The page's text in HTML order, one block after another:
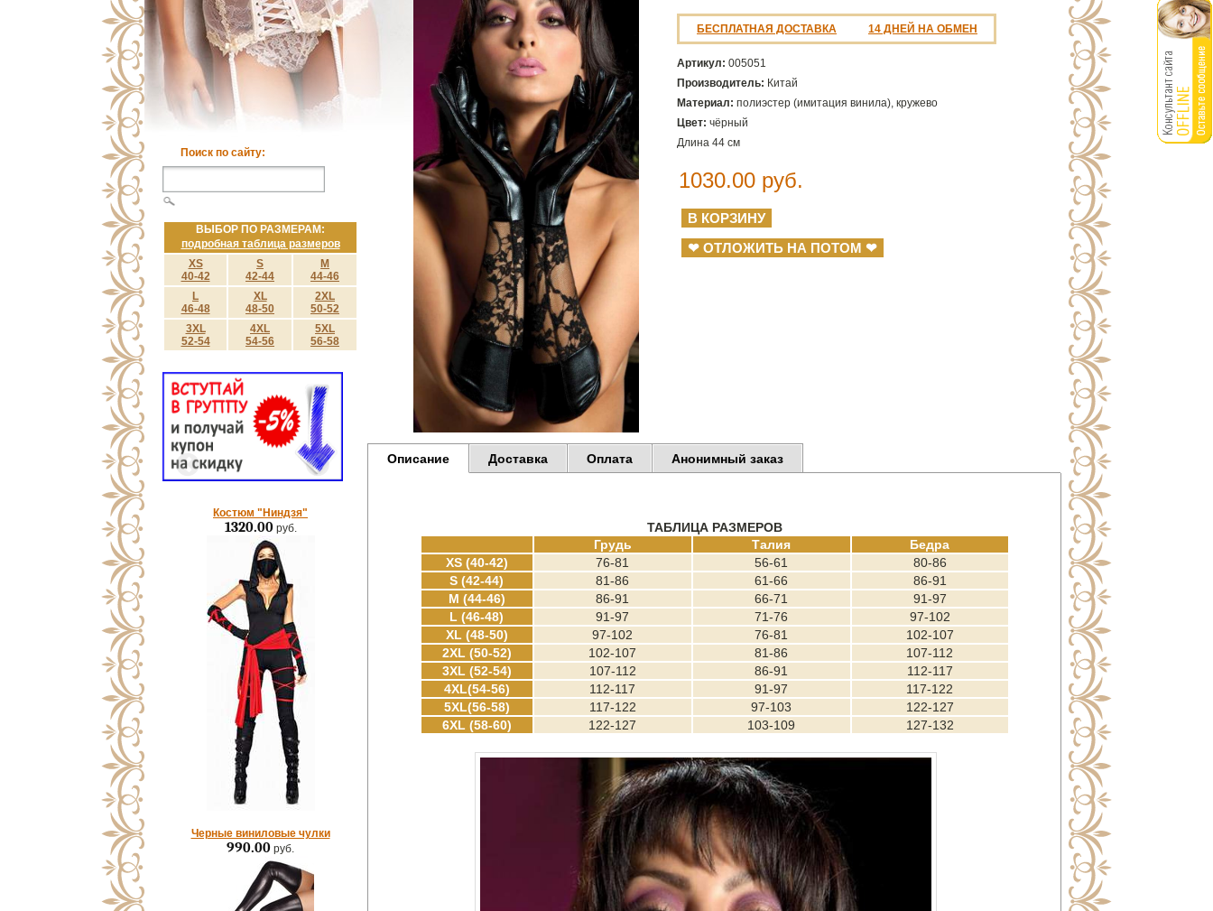
Поиск по сайту:
ВЫБОР ПО РАЗМЕРАМ:
подробная таблица размеров
XS
40-42
S
42-44
M
44-46
L
46-48
XL
48-50
2XL
50-52
3XL
52-54
4XL
54-56
5XL
56-58
Костюм "Ниндзя"
1320.00руб.
Черные виниловые чулки
990.00 руб.
БЕСПЛАТНАЯ ДОСТАВКА 14 ДНЕЙ НА ОБМЕН
Артикул: 005051
Производитель: Китай
Материал: полиэстер (имитация винила), кружево
Цвет: чёрный
Длина 44 см
1030.00руб.
❤ ОТЛОЖИТЬ НА ПОТОМ ❤
Описание Доставка Оплата Анонимный заказ
ТАБЛИЦА РАЗМЕРОВ
Грудь
Талия
Бедра
XS (40-42)
76-81 56-61
80-86
S (42-44)
81-86 61-66
86-91
M (44-46)
86-91 66-71
91-97
L (46-48)
91-97 71-76
97-102
XL (48-50)
97-102 76-81
102-107
2XL (50-52)
102-107 81-86
107-112
3XL (52-54)
107-112 86-91
112-117
4XL(54-56)
112-117 91-97
117-122
5XL(56-58)
117-122 97-103
122-127
6XL (58-60)
122-127 103-109 127-132